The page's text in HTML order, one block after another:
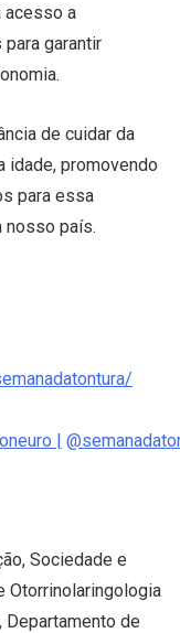
acesso a
garantir
de cuidar da
idade, promovendo
para essa
nosso país.
|
Sociedade e
Otorrinolaringologia
Departamento de